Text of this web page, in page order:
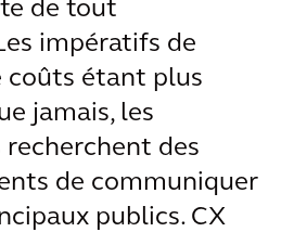
de tout
impératifs de
coûts étant plus
jamais, les
des
de communiquer
publics. CX